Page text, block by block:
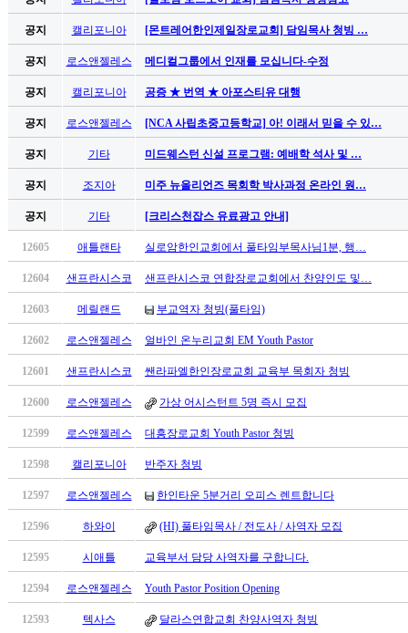
만
꼴
밍
넷
minky
합
체
안
브
국
주
야
우
비
아
탑-
공지 캘리포니아 [몬트레어한인제일장로교회] 담임목사 청빙 …
공지 로스앤젤레스 메디컬그룹에서 인재를 모십니다-수정
공지 캘리포니아 공증 ★ 번역 ★ 아포스티유 대행
공지 로스앤젤레스 [NCA 사립초중고등학교] 아! 이래서 믿을 수 있…
공지 기타 미드웨스턴 신설 프로그램: 예배학 석사 및 …
공지 조지아 미주 뉴올리언즈 목회학 박사과정 온라인 원…
공지 기타 [크리스천잡스 유료광고 안내]
12605 애틀랜타 실로암한인교회에서 풀타임부목사님1분, 행…
12604 샌프란시스코 샌프란시스코 연합장로교회에서 찬양인도 및…
12603 메릴랜드 부교역자 청빙(풀타임)
12602 로스앤젤레스 얼바인 온누리교회 EM Youth Pastor
12601 샌프란시스코 쌘라파엘한인장로교회 교육부 목회자 청빙
12600 로스앤젤레스 가상 어시스턴트 5명 즉시 모집
12599 로스앤젤레스 대흥장로교회 Youth Pastor 청빙
12598 캘리포니아 반주자 청빙
12597 로스앤젤레스 한인타운 5분거리 오피스 렌트합니다
12596 하와이 (HI) 풀타임목사 / 전도사 / 사역자 모집
12595 시애틀 교육부서 담당 사역자를 구합니다.
12594 로스앤젤레스 Youth Pastor Position Opening
12593 텍사스 달라스연합교회 찬양사역자 청빙